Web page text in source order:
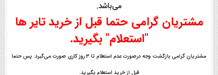
می‌باشد.
مشتریان گرامی حتما قبل از خرید تایر ها
"استعلام" بگیرید.
مشتریان گرامی بازگشت وجه درصورت عدم استعلام تا 3 روز کاری صورت می‌گیرد. پس حتما
قبل از خرید استعلام بگیرید.